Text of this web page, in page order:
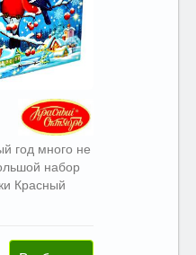
год много не
набор
Красный